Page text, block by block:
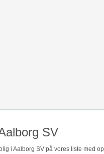
SV
i Aalborg SV på vores liste med